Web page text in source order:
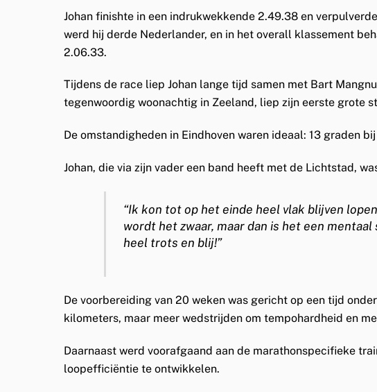
Johan finishte in een indrukwekkende 2.49.38 en
werd hij derde Nederlander, en in het overall klassement
2.06.33.
Tijdens de race liep Johan lange tijd samen met Bart
tegenwoordig woonachtig in Zeeland, liep zijn eerste grote
De omstandigheden in Eindhoven waren ideaal: 13 graden
Johan, die via zijn vader een band heeft met de Lichtstad,
“Ik kon tot op het einde heel vlak blijven
wordt het zwaar, maar dan is het een
heel trots en blij!”
De voorbereiding van 20 weken was gericht op een tijd
kilometers, maar meer wedstrijden om tempohardheid en
Daarnaast werd voorafgaand aan de marathonspecifieke
loopefficiëntie te ontwikkelen.